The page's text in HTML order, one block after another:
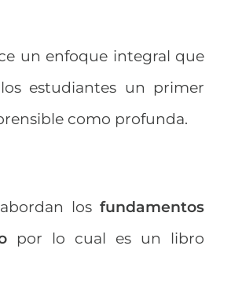
un enfoque integral que
estudiantes un primer
como profunda.
losfundamentos
por lo cual es un libro